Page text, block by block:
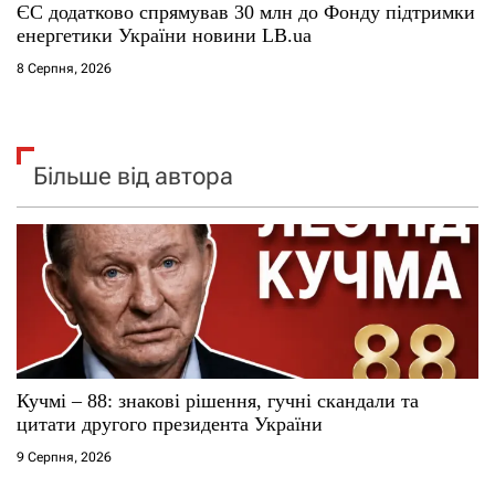
ЄС додатково спрямував 30 млн до Фонду підтримки
енергетики України новини LB.ua
8 Серпня, 2026
Більше від автора
Кучмі – 88: знакові рішення, гучні скандали та
цитати другого президента України
9 Серпня, 2026